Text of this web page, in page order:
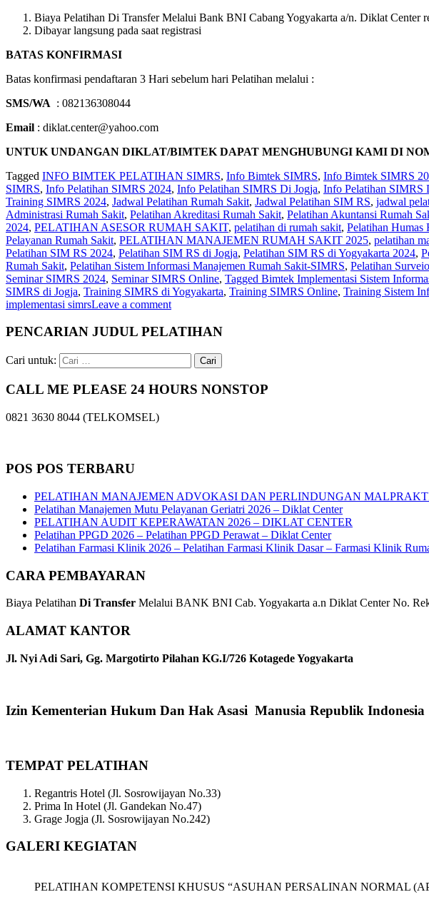
Biaya Pelatihan Di Transfer Melalui Bank BNI Cabang Yogyakarta a/n. Diklat Center
Dibayar langsung pada saat registrasi
BATAS KONFIRMASI
Batas konfirmasi pendaftaran 3 Hari sebelum hari Pelatihan melalui :
SMS/WA : 082136308044
Email : diklat.center@yahoo.com
UNTUK UNDANGAN DIKLAT/BIMTEK DAPAT MENGHUBUNGI KAMI DI
Tagged INFO BIMTEK PELATIHAN SIMRS, Info Bimtek SIMRS, Info Bimtek SIMRS
SIMRS, Info Pelatihan SIMRS 2024, Info Pelatihan SIMRS Di Jogja, Info Pelatihan SIMRS
Training SIMRS 2024, Jadwal Pelatihan Rumah Sakit, Jadwal Pelatihan SIM RS, jadwal
Administrasi Rumah Sakit, Pelatihan Akreditasi Rumah Sakit, Pelatihan Akuntansi Rumah
2024, PELATIHAN ASESOR RUMAH SAKIT, pelatihan di rumah sakit, Pelatihan Humas
Pelayanan Rumah Sakit, PELATIHAN MANAJEMEN RUMAH SAKIT 2025, pelatihan
Pelatihan SIM RS 2024, Pelatihan SIM RS di Jogja, Pelatihan SIM RS di Yogyakarta 2024,
Rumah Sakit, Pelatihan Sistem Informasi Manajemen Rumah Sakit-SIMRS, Pelatihan
Seminar SIMRS 2024, Seminar SIMRS Online, Tagged Bimtek Implementasi Sistem
SIMRS di Jogja, Training SIMRS di Yogyakarta, Training SIMRS Online, Training Sistem
implementasi simrsLeave a comment
PENCARIAN JUDUL PELATIHAN
Cari untuk:
CALL ME PLEASE 24 HOURS NONSTOP
0821 3630 8044 (TELKOMSEL)
POS POS TERBARU
PELATIHAN MANAJEMEN ADVOKASI DAN PERLINDUNGAN
Pelatihan Manajemen Mutu Pelayanan Geriatri 2026 – Diklat Center
PELATIHAN AUDIT KEPERAWATAN 2026 – DIKLAT CENTER
Pelatihan PPGD 2026 – Pelatihan PPGD Perawat – Diklat Center
Pelatihan Farmasi Klinik 2026 – Pelatihan Farmasi Klinik Dasar – Farmasi Klinik
CARA PEMBAYARAN
Biaya Pelatihan Di Transfer Melalui BANK BNI Cab. Yogyakarta a.n Diklat Center No.
ALAMAT KANTOR
Jl. Nyi Adi Sari, Gg. Margotirto Pilahan KG.I/726 Kotagede Yogyakarta
Izin Kementerian Hukum Dan Hak Asasi Manusia Republik
TEMPAT PELATIHAN
Regantris Hotel (Jl. Sosrowijayan No.33)
Prima In Hotel (Jl. Gandekan No.47)
Grage Jogja (Jl. Sosrowijayan No.242)
GALERI KEGIATAN
PELATIHAN KOMPETENSI KHUSUS “ASUHAN PERSALINAN NORMAL